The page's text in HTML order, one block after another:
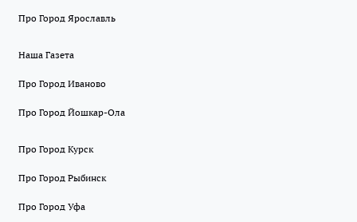
Про Город Ярославль
Наша Газета
Про Город Иваново
Про Город Йошкар-Ола
Про Город Курск
Про Город Рыбинск
Про Город Уфа